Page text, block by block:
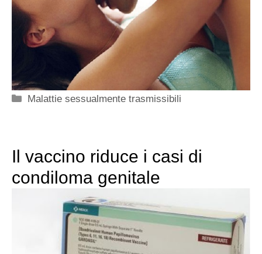
Categorie
Malattie sessualmente trasmissibili
Il vaccino riduce i casi di
condiloma genitale